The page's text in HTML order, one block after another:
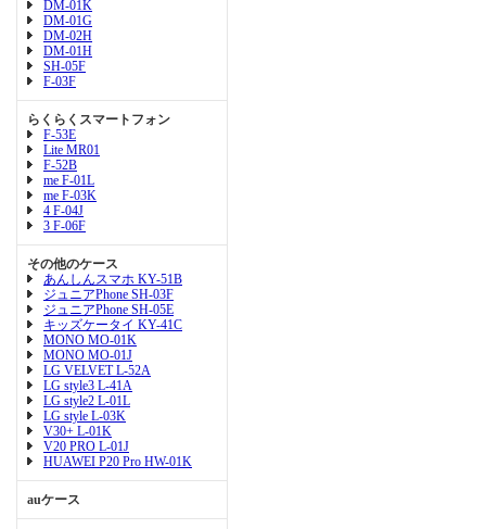
DM-01K
DM-01G
DM-02H
DM-01H
SH-05F
F-03F
らくらくスマートフォン
F-53E
Lite MR01
F-52B
me F-01L
me F-03K
4 F-04J
3 F-06F
その他のケース
あんしんスマホ KY-51B
ジュニアPhone SH-03F
ジュニアPhone SH-05E
キッズケータイ KY-41C
MONO MO-01K
MONO MO-01J
LG VELVET L-52A
LG style3 L-41A
LG style2 L-01L
LG style L-03K
V30+ L-01K
V20 PRO L-01J
HUAWEI P20 Pro HW-01K
auケース